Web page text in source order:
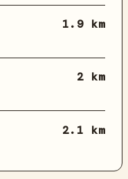
1.9 km
2 km
2.1 km